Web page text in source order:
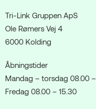
Tri-Link Gruppen ApS
Ole Rømers Vej 4
6000 Kolding
Åbningstider
Mandag – torsdag 08.00
Fredag 08.00 – 15.30